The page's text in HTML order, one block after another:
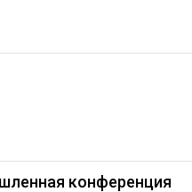
конференция